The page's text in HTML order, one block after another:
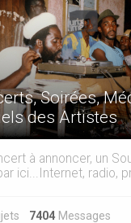
Soirées,
des Artistes
à annoncer, un
ici...Internet, radio,
7404 Messages